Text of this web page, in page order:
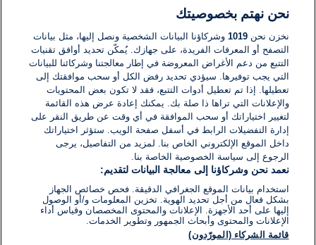
لا توجد تعليقات مكتوبة حتى الآن. كن الأول!
اكتب تعليقًا جديدًا ...
نحن نهتم بخصوصيتك
نخزن نحن1019 وشركاؤنا البيانات الشخصية ونصل إليها، مثل بيانات
التصفح أو المعرفات الفريدة، على جهازك. يُمكّن تحديد أوافق تقنيات
التتبع من دعم الأغراض المعروضة في إطار معالجتنا وشركائنا للبيانات
التي يجب توفيرها. سيؤدي تحديد رفض الكل أو سحب موافقتك إلى
تعطيلها. إذا تم تعطيل أدوات التتبع، فقد لا تكون بعض المحتويات
والإعلانات التي تراها ذا صلة بك. يمكنك إعادة عرض هذه القائمة
لتغيير اختياراتك أو سحب الموافقة في أي وقت عن طريق النقر على
إدارة التفضيلات الرابط في أسفل صفحة الويب. ستؤثر اختياراتك
داخل الموقع الإلكتروني الخاص بنا. لمزيد من التفاصيل، يرجى
الرجوع إلى سياسة الخصوصية الخاصة بنا.
نعمد نحن وشركاؤنا إلى معالجة البيانات لتقديم:
استخدام بيانات الموقع الجغرافي الدقيقة. فحص خصائص الجهاز
بشكل فعال من أجل تحديد الهوية. تخزين المعلومات و/أو الوصول
إليها على أحد الأجهزة. الإعلانات والمحتوى المخصصان وقياس أداء
الإعلانات والمحتوى وأبحاث الجمهور وتطوير الخدمات.
قائمة الشركاء (المورّدون)